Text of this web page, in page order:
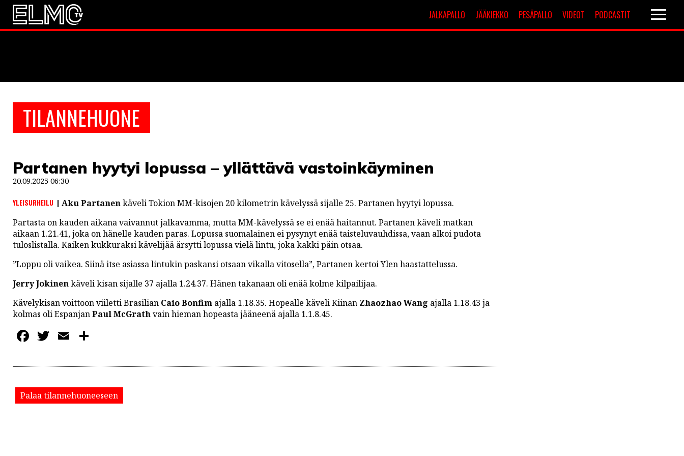
JALKAPALLO JÄÄKIEKKO PESÄPALLO VIDEOT PODCASTIT
TILANNEHUONE
Partanen hyytyi lopussa – yllättävä vastoinkäyminen
20.09.2025 06:30
YLEISURHEILU Aku Partanenkäveli Tokion MM-kisojen 20 kilometrin kävelyssä sijalle 25. Partanen hyytyi lopussa.
Partasta on kauden aikana vaivannut jalkavamma, mutta MM-kävelyssä se ei enää haitannut. Partanen käveli matkan
aikaan 1.21.41, joka on hänelle kauden paras. Lopussa suomalainen ei pysynyt enää taisteluvauhdissa, vaan alkoi pudota
tuloslistalla. Kaiken kukkuraksi kävelijää ärsytti lopussa vielä lintu, joka kakki päin otsaa.
”Loppu oli vaikea. Siinä itse asiassa lintukin paskansi otsaan vikalla vitosella”, Partanen kertoi Ylen haastattelussa.
Jerry Jokinenkäveli kisan sijalle 37 ajalla 1.24.37. Hänen takanaan oli enää kolme kilpailijaa.
Kävelykisan voittoon viiletti Brasilian Caio Bonfim ajalla 1.18.35. Hopealle käveli Kiinan Zhaozhao Wang ajalla 1.18.43 ja
kolmas oli EspanjanPaul McGrathvain hieman hopeasta jääneenä ajalla 1.1.8.45.
Facebook
Twitter
Email
Palaa tilannehuoneeseen
JALKAPALLO
EM2021
JÄÄKIEKKO
PESÄPALLO
LINTU VAI KALA
46 DENTON ROAD
VIDEOT
PODCASTIT
KOLUMNIT